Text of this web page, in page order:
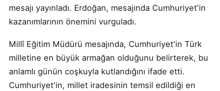
mesajı yayınladı. Erdoğan, mesajında Cumhuriyet'in
kazanımlarının önemini vurguladı.
Millî Eğitim Müdürü mesajında, Cumhuriyet'in Türk
milletine en büyük armağan olduğunu belirterek, bu
anlamlı günün coşkuyla kutlandığını ifade etti.
Cumhuriyet'in, millet iradesinin temsil edildiği en